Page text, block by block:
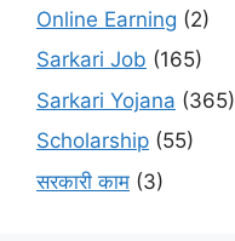
Online Earning (2)
Sarkari Job (165)
Sarkari Yojana (365)
Scholarship (55)
सरकारी काम (3)